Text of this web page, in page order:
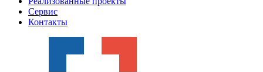
Сервис
Контакты